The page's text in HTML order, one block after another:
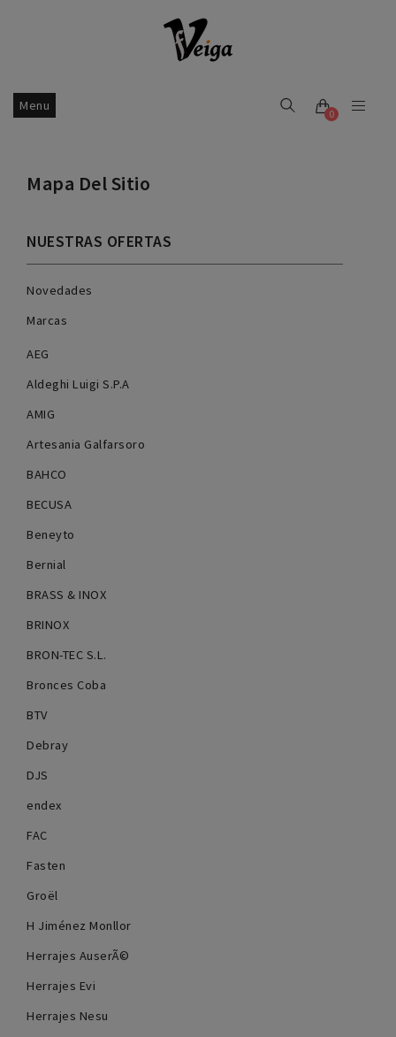
Menu
0
Mapa Del Sitio
NUESTRAS OFERTAS
Novedades
Marcas
AEG
Aldeghi Luigi S.P.A
AMIG
Artesania Galfarsoro
BAHCO
BECUSA
Beneyto
Bernial
BRASS & INOX
BRINOX
BRON-TEC S.L.
Bronces Coba
BTV
Debray
DJS
endex
FAC
Fasten
Groël
H Jiménez Monllor
Herrajes AuserÃ©
Herrajes Evi
Herrajes Nesu